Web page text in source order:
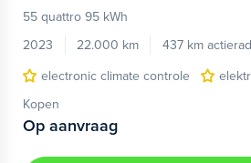
55 quattro 95 kWh
2023
22.000 km 437 km
electronic climate controle
Kopen
Op aanvraag